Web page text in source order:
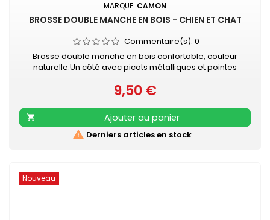
MARQUE: CAMON
BROSSE DOUBLE MANCHE EN BOIS - CHIEN ET CHAT
Commentaire(s): 0
Brosse double manche en bois confortable, couleur
naturelle.Un côté avec picots métalliques et pointes
côté avec poils synthétiques. Longueur 22 cmConvient
également aux chats
Prix
9,50 €

Ajouter au panier
 Derniers articles en stock
Nouveau